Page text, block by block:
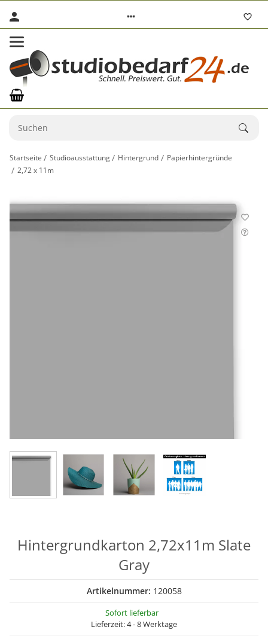
Startseite Studioausstattung Hintergrund
Papierhintergründe
2,72 x 11m
Hintergrundkarton 2,72x11m Slate
Gray
Artikelnummer: 120058
Sofort lieferbar
Lieferzeit:4 - 8 Werktage